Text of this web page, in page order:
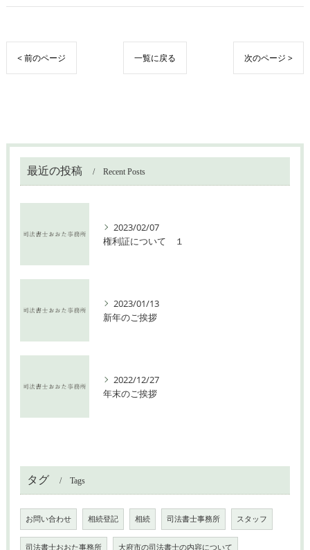
< 前のページ 一覧に戻る 次のページ >
最近の投稿 Recent Posts
2023/02/07
権利証について １
2023/01/13
新年のご挨拶
2022/12/27
年末のご挨拶
タグ Tags
お問い合わせ 相続登記 相続 司法書士事務所 スタッフ
司法書士おおた事務所 大府市の司法書士の内容について